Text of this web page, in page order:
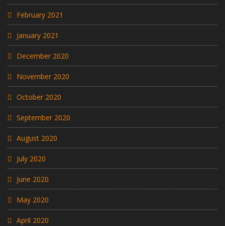
February 2021
January 2021
December 2020
November 2020
October 2020
September 2020
August 2020
July 2020
June 2020
May 2020
April 2020